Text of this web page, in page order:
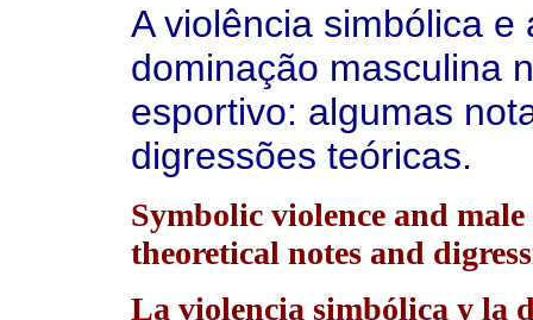
A violência simbólica e
dominação masculina
esportivo: algumas
digressões teóricas.
Symbolic violence and
theoretical notes and
La violencia simbólica y la